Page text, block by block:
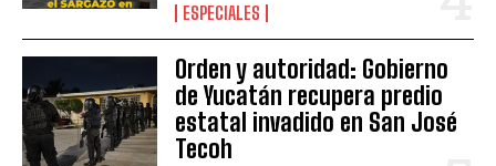
ESPECIALES
Orden y autoridad: Gobierno
de Yucatán recupera predio
estatal invadido en San José
Tecoh